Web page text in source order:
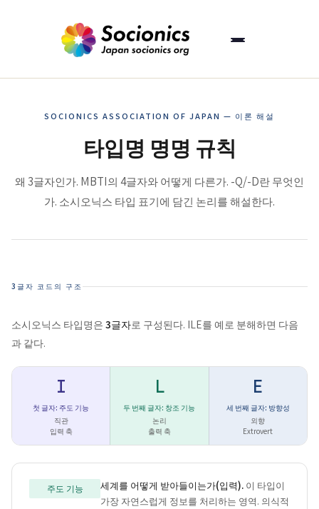
SOCIONICS ASSOCIATION OF JAPAN — 이론 해설
타입명 명명 규칙
왜 3글자인가. MBTI의 4글자와 어떻게 다른가. -Q/-D란 무엇인
가. 소시오닉스 타입 표기에 담긴 논리를 해설한다.
3글자 코드의 구조
소시오닉스 타입명은 3글자로 구성된다. ILE를 예로 분해하면 다음
과 같다.
I
첫 글자: 주도 기능
직관
입력 축
L
두 번째 글자: 창조 기능
논리
출력 축
E
세 번째 글자: 방향성
외향
Extrovert
주도 기능 세계를 어떻게 받아들이는가(입력). 이 타입이
가장 자연스럽게 정보를 처리하는 영역. 의식적